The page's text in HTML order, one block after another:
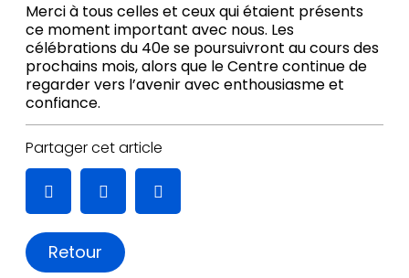
Merci à tous celles et ceux qui étaient présents
ce moment important avec nous. Les
célébrations du 40e se poursuivront au cours des
prochains mois, alors que le Centre continue de
regarder vers l’avenir avec enthousiasme et
confiance.
Partager cet article
Retour